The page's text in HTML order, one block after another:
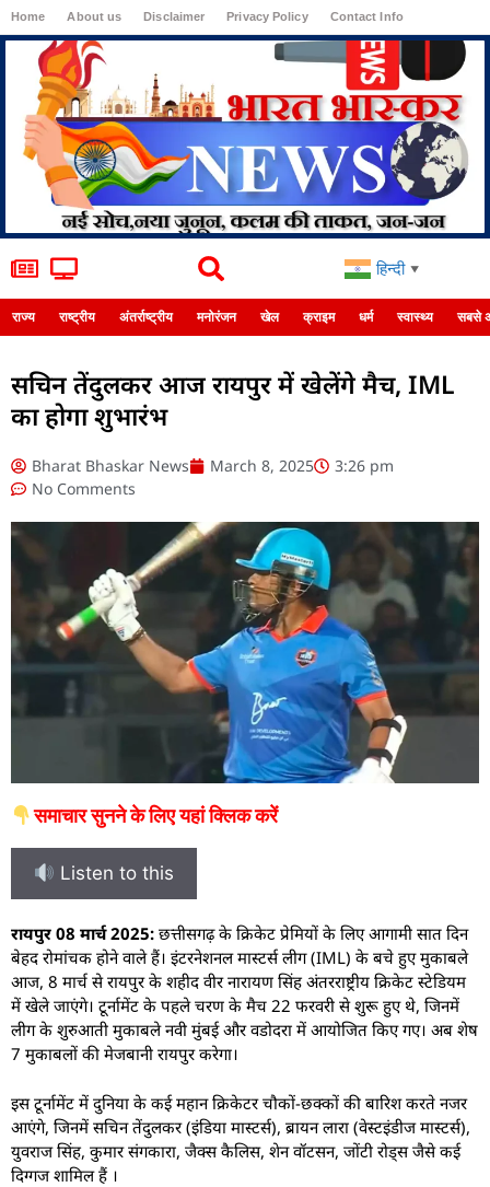
Home About us Disclaimer Privacy Policy Contact Info
हिन्दी ▼
राज्य राष्ट्रीय अंतर्राष्ट्रीय मनोरंजन खेल क्राइम धर्म स्वास्थ्य सबसे
सचिन तेंदुलकर आज रायपुर में खेलेंगे मैच, IML
का होगा शुभारंभ
Bharat Bhaskar News March 8, 2025
3:26 pm
No Comments
समाचार सुनने के लिए यहां क्लिक करें
Listen to this
रायपुर 08 मार्च 2025: छत्तीसगढ़ के क्रिकेट प्रेमियों के लिए आगामी सात दिन
बेहद रोमांचक होने वाले हैं। इंटरनेशनल मास्टर्स लीग (IML) के बचे हुए मुकाबले
आज, 8 मार्च से रायपुर के शहीद वीर नारायण सिंह अंतरराष्ट्रीय क्रिकेट स्टेडियम
में खेले जाएंगे। टूर्नामेंट के पहले चरण के मैच 22 फरवरी से शुरू हुए थे, जिनमें
लीग के शुरुआती मुकाबले नवी मुंबई और वडोदरा में आयोजित किए गए। अब शेष
7 मुकाबलों की मेजबानी रायपुर करेगा।
इस टूर्नामेंट में दुनिया के कई महान क्रिकेटर चौकों-छक्कों की बारिश करते नजर
आएंगे, जिनमें सचिन तेंदुलकर (इंडिया मास्टर्स), ब्रायन लारा (वेस्टइंडीज मास्टर्स),
युवराज सिंह, कुमार संगकारा, जैक्स कैलिस, शेन वॉटसन, जोंटी रोड्स जैसे कई
दिग्गज शामिल हैं ।